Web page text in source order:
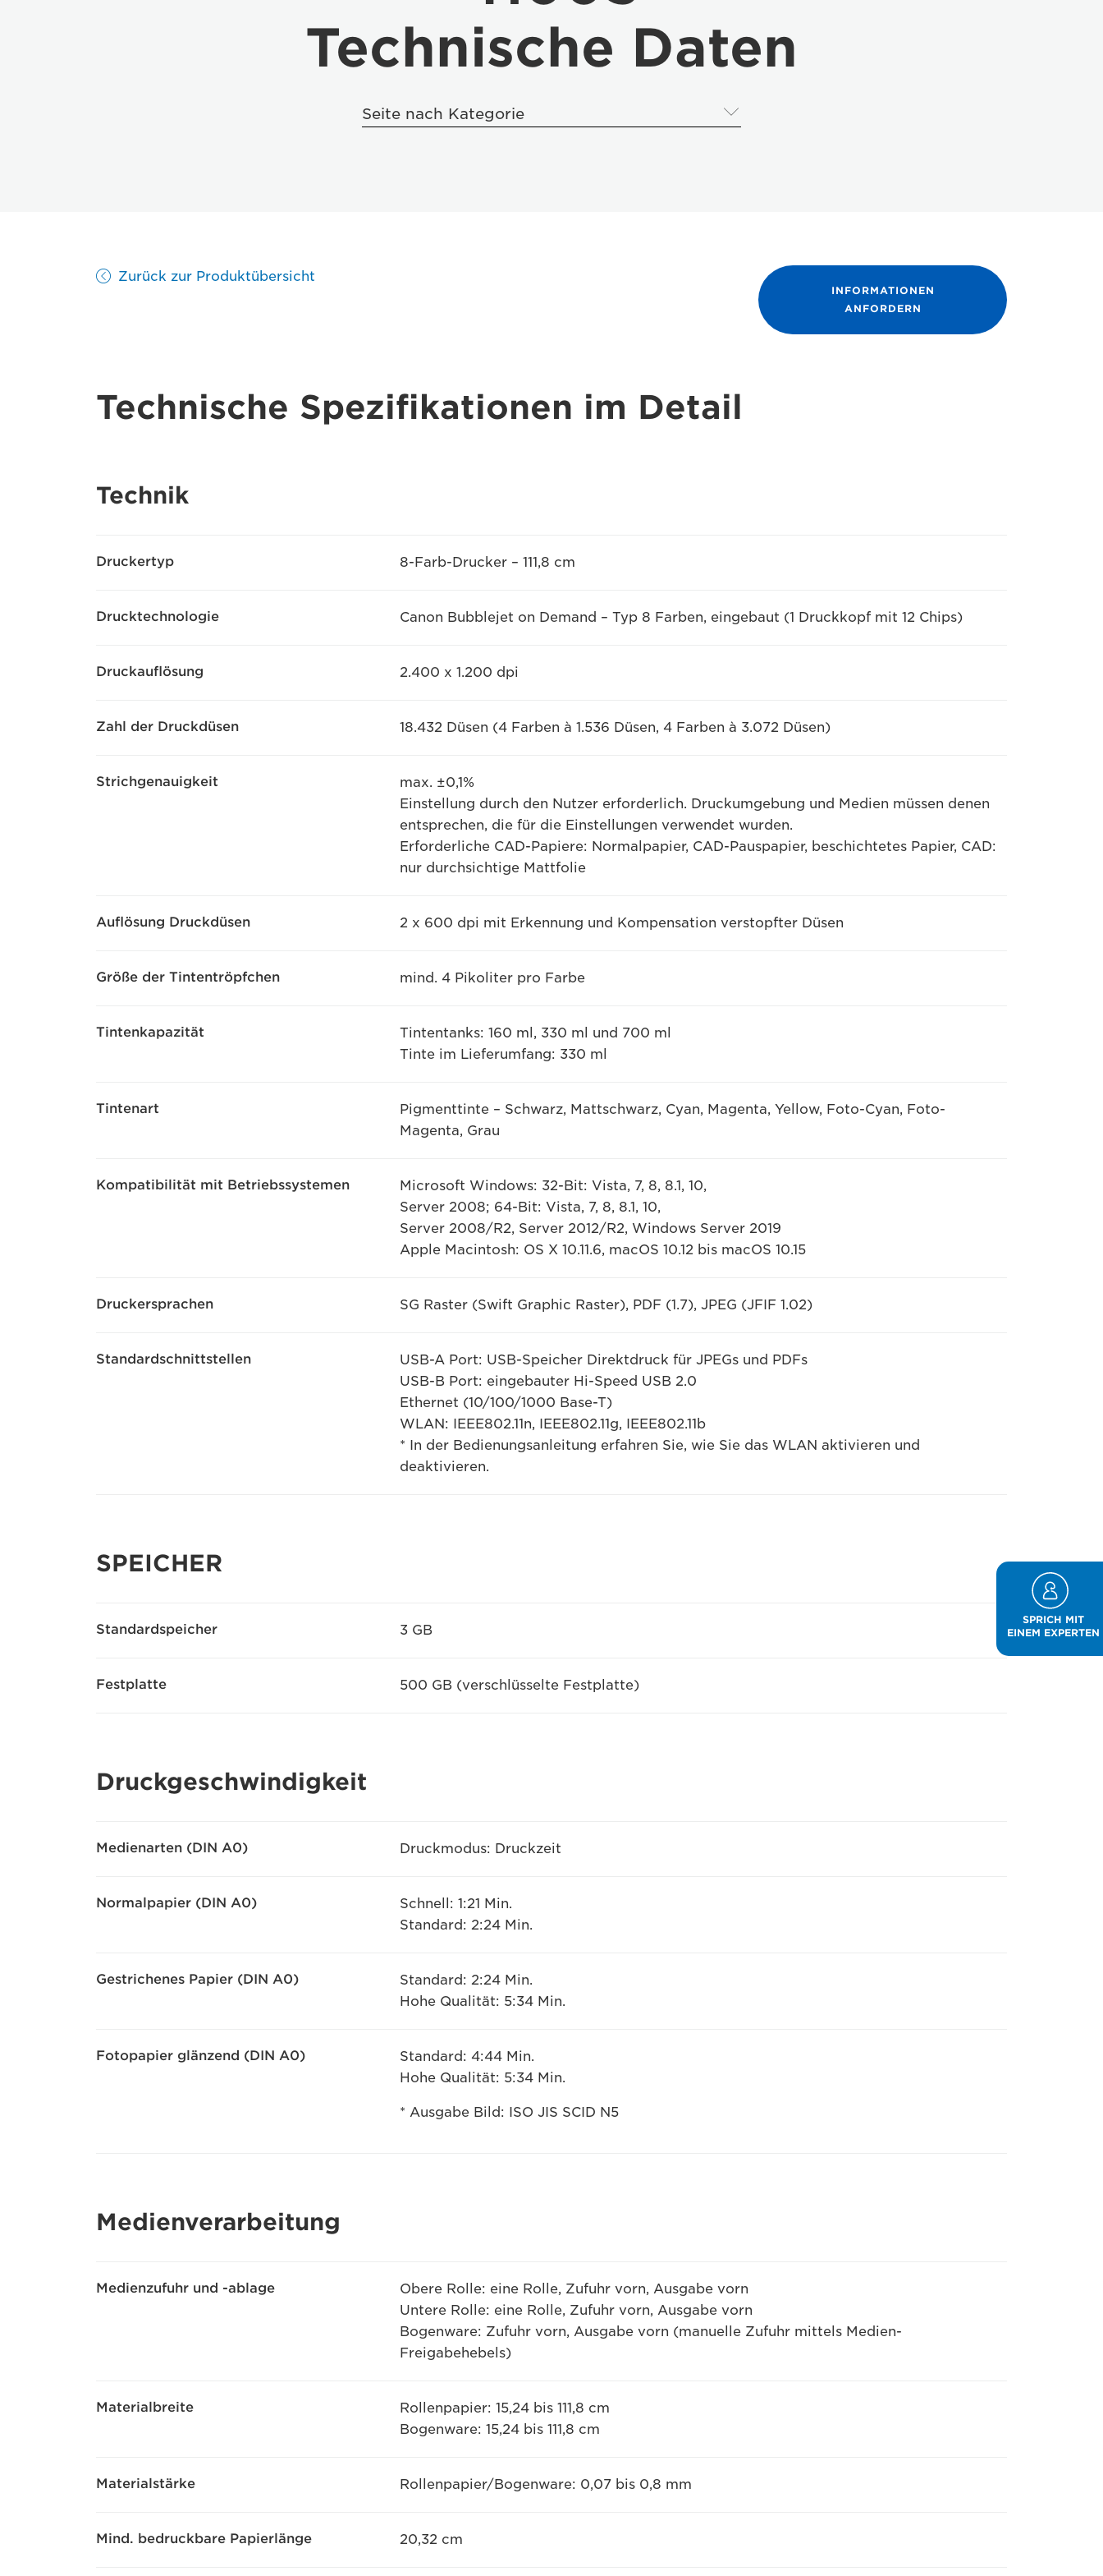
Technische Daten
Seite nach Kategorie
Zurück zur Produktübersicht
INFORMATIONEN
ANFORDERN
Technische Spezifikationen im Detail
Technik
Druckertyp 8-Farb-Drucker – 111,8 cm
Drucktechnologie Canon Bubblejet on Demand – Typ 8 Farben, eingebaut (1 Druckkopf mit 12 Chips)
Druckauflösung 2.400 x 1.200 dpi
Zahl der Druckdüsen 18.432 Düsen (4 Farben à 1.536 Düsen, 4 Farben à 3.072 Düsen)
Strichgenauigkeit
max. ±0,1%
Einstellung durch den Nutzer erforderlich. Druckumgebung und Medien müssen denen
entsprechen, die für die Einstellungen verwendet wurden.
Erforderliche CAD-Papiere: Normalpapier, CAD-Pauspapier, beschichtetes Papier, CAD:
nur durchsichtige Mattfolie
Auflösung Druckdüsen 2 x 600 dpi mit Erkennung und Kompensation verstopfter Düsen
Größe der Tintentröpfchen mind. 4 Pikoliter pro Farbe
Tintenkapazität
Tintentanks: 160 ml, 330 ml und 700 ml
Tinte im Lieferumfang: 330 ml
Tintenart
Pigmenttinte – Schwarz, Mattschwarz, Cyan, Magenta, Yellow, Foto-Cyan, Foto-
Magenta, Grau
Kompatibilität mit Betriebssystemen
Microsoft Windows: 32-Bit: Vista, 7, 8, 8.1, 10,
Server 2008; 64-Bit: Vista, 7, 8, 8.1, 10,
Server 2008/R2, Server 2012/R2, Windows Server 2019
Apple Macintosh: OS X 10.11.6, macOS 10.12 bis macOS 10.15
Druckersprachen SG Raster (Swift Graphic Raster), PDF (1.7), JPEG (JFIF 1.02)
Standardschnittstellen
USB-A Port: USB-Speicher Direktdruck für JPEGs und PDFs
USB-B Port: eingebauter Hi-Speed USB 2.0
Ethernet (10/100/1000 Base-T)
WLAN: IEEE802.11n, IEEE802.11g, IEEE802.11b
* In der Bedienungsanleitung erfahren Sie, wie Sie das WLAN aktivieren und
deaktivieren.
SPEICHER
Standardspeicher 3 GB
Festplatte 500 GB (verschlüsselte Festplatte)
Druckgeschwindigkeit
Medienarten (DIN A0) Druckmodus: Druckzeit
Normalpapier (DIN A0)
Schnell: 1:21 Min.
Standard: 2:24 Min.
Gestrichenes Papier (DIN A0)
Standard: 2:24 Min.
Hohe Qualität: 5:34 Min.
Fotopapier glänzend (DIN A0)
Standard: 4:44 Min.
Hohe Qualität: 5:34 Min.
* Ausgabe Bild: ISO JIS SCID N5
Medienverarbeitung
Medienzufuhr und -ablage
Obere Rolle: eine Rolle, Zufuhr vorn, Ausgabe vorn
Untere Rolle: eine Rolle, Zufuhr vorn, Ausgabe vorn
Bogenware: Zufuhr vorn, Ausgabe vorn (manuelle Zufuhr mittels Medien-
Freigabehebels)
Materialbreite
Rollenpapier: 15,24 bis 111,8 cm
Bogenware: 15,24 bis 111,8 cm
Materialstärke Rollenpapier/Bogenware: 0,07 bis 0,8 mm
Mind. bedruckbare Papierlänge 20,32 cm
SPRICH MIT
EINEM EXPERTEN